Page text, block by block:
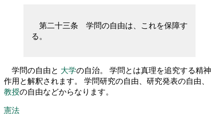
第二十三条 学問の自由は、これを保障す
る。
学問の自由と 大学の自治。 学問とは真理を追究する精神
作用と解釈されます。 学問研究の自由、研究発表の自由、
教授の自由などからなります。
憲法